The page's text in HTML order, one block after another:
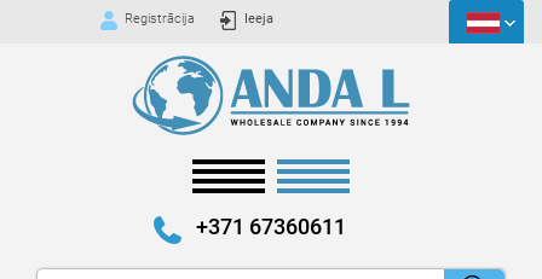
Registrācija Ieeja
+371 67360611